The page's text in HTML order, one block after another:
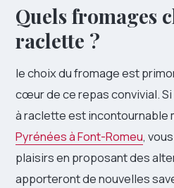
Quels fromages
raclette ?
le choix du fromage est
cœur de ce repas convivial.
à raclette est incontournable
Pyrénées à Font-Romeu,
plaisirs en proposant des
apporteront de nouvelles